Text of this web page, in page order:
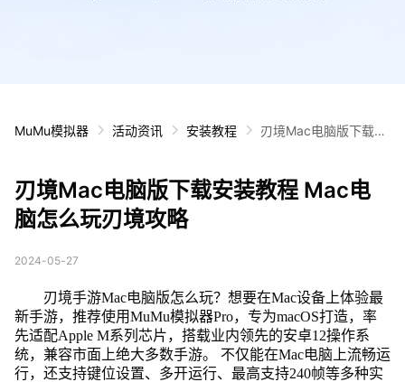
MuMu模拟器 活动资讯 安装教程
刃境Mac电脑版下载安
刃境Mac电脑版下载安装教程 Mac电
脑怎么玩刃境攻略
2024-05-27
刃境手游Mac电脑版怎么玩？想要在Mac设备上体验最
新手游，推荐使用MuMu模拟器Pro，专为macOS打造，率
先适配Apple M系列芯片，搭载业内领先的安卓12操作系
统，兼容市面上绝大多数手游。 不仅能在Mac电脑上流畅运
行，还支持键位设置、多开运行、最高支持240帧等多种实